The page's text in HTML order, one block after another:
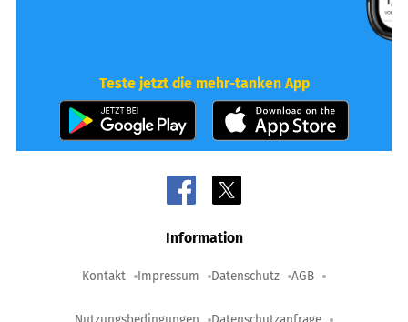
Teste jetzt die mehr-tanken App
Information
Kontakt Impressum Datenschutz AGB